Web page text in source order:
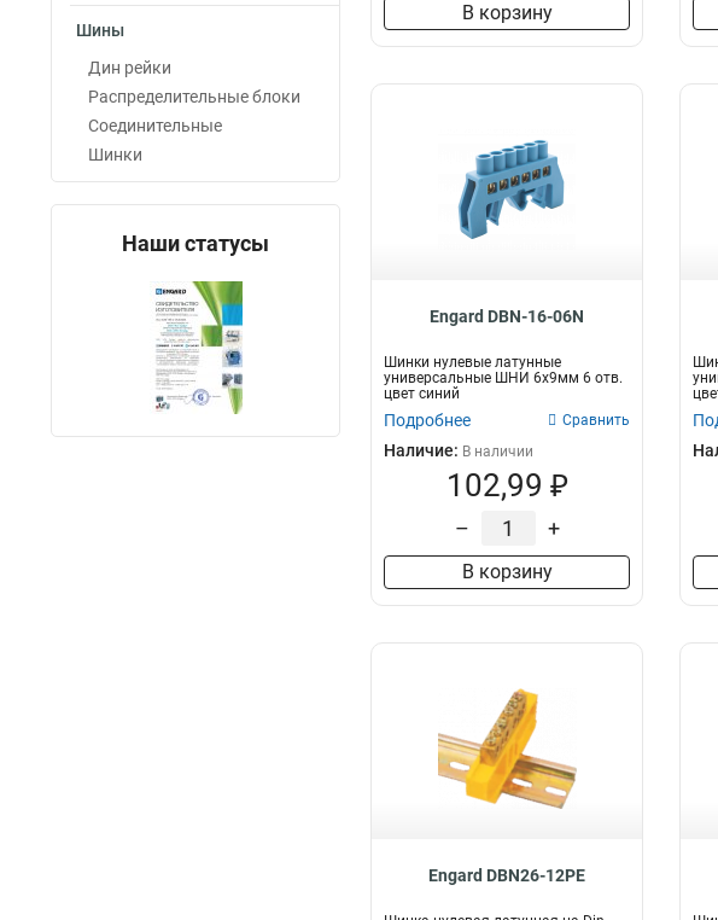
Шины
Дин рейки
Распределительные блоки
Соединительные
Шинки
Наши статусы
В корзину
Engard DBN-16-06N
Шинки нулевые латунные
универсальные ШНИ 6х9мм 6 отв.
цвет синий
Подробнее Сравнить
Наличие: В наличии
102,99 ₽
– +
В корзину
Engard DBN26-12PE